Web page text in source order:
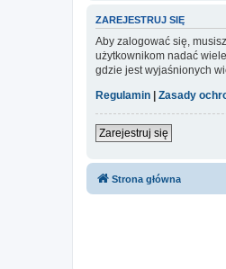
ZAREJESTRUJ SIĘ
Aby zalogować się,
użytkownikom nadać
gdzie jest wyjaśnionych
Regulamin | Zasady
Zarejestruj się
Strona główna